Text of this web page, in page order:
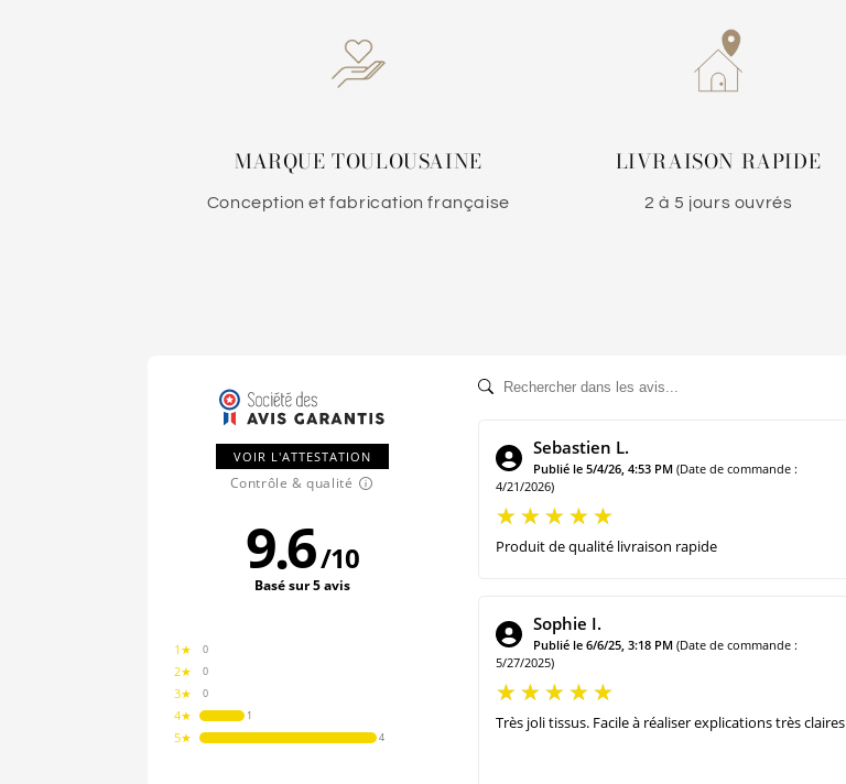
MARQUE TOULOUSAINE
Conception et fabrication française
LIVRAISON RAPIDE
2 à 5 jours ouvrés
VOIR L'ATTESTATION
Contrôle & qualité
0
1★
0
2★
0
3★
1
4★
4
5★
9.6/10
Basé sur 5 avis
Sebastien L.
Publié le 5/4/26, 4:53 PM (Date de commande :
4/21/2026)
Produit de qualité livraison rapide
Sophie I.
Publié le 6/6/25, 3:18 PM (Date de commande :
5/27/2025)
Très joli tissus. Facile à réaliser explications très claires